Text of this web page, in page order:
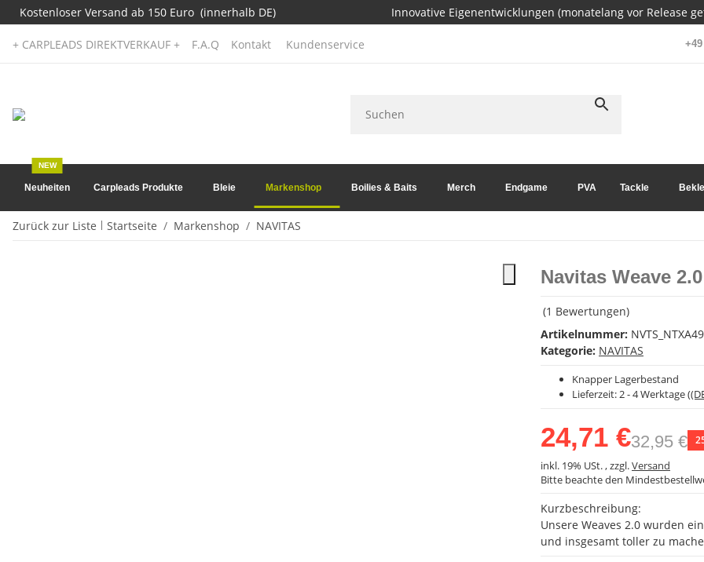
Kostenloser Versand ab 150 Euro (innerhalb DE) Innovative Eigenentwicklungen (monatelang vor Release
+ CARPLEADS DIREKTVERKAUF + F.A.Q Kontakt Kundenservice
Neuheiten
NEW
Carpleads Produkte Bleie Markenshop Boilies & Baits Merch Endgame PVA Tackle
Zurück zur Liste Startseite Markenshop NAVITAS
Navitas Weave
(1 Bewertungen)
Artikelnummer:
Kategorie: NAVITAS
Knapper Lagerbestand
Lieferzeit: 2 - 4 Werktage
24,71 €32,95 €
inkl. 19% USt. , zzgl.Versand
Bitte beachte den
Kurzbeschreibung:
Unsere Weaves 2.0 wurden
und insgesamt toller zu